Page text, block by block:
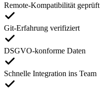
Remote-Kompatibilität geprüft
Git-Erfahrung verifiziert
DSGVO-konforme Daten
Schnelle Integration ins Team